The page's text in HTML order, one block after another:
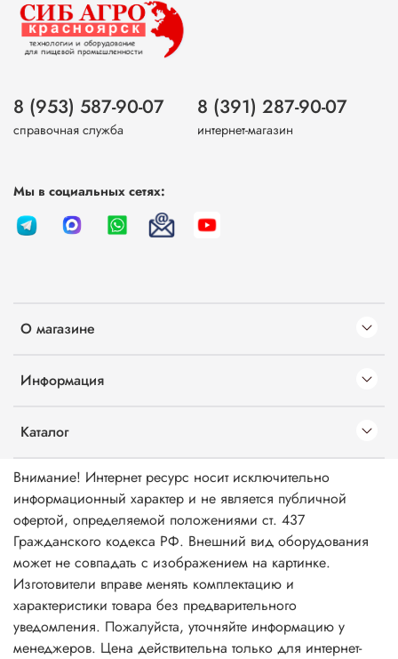
О магазине
Информация
Каталог
8 (953) 587-90-07
справочная служба
8 (391) 287-90-07
интернет-магазин
Мы в социальных сетях:
Внимание! Интернет ресурс носит исключительно
информационный характер и не является публичной
офертой, определяемой положениями ст. 437
Гражданского кодекса РФ. Внешний вид оборудования
может не совпадать с изображением на картинке.
Изготовители вправе менять комплектацию и
характеристики товара без предварительного
уведомления. Пожалуйста, уточняйте информацию у
менеджеров. Цена действительна только для интернет-